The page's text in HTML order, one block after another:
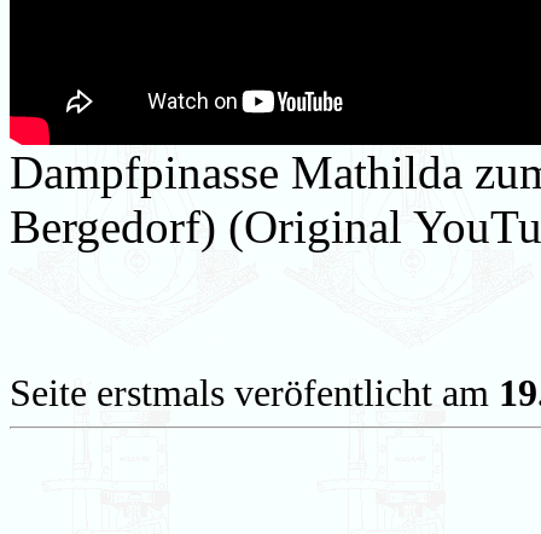
Dampfpinasse Mathilda
Bergedorf) (Original
Seite erstmals veröfentlicht am